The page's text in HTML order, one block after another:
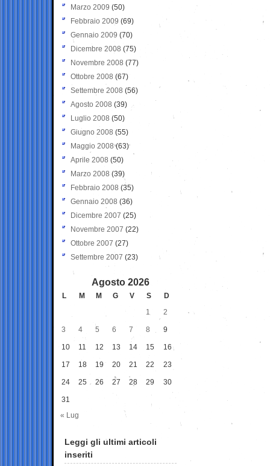
Marzo 2009 (50)
Febbraio 2009 (69)
Gennaio 2009 (70)
Dicembre 2008 (75)
Novembre 2008 (77)
Ottobre 2008 (67)
Settembre 2008 (56)
Agosto 2008 (39)
Luglio 2008 (50)
Giugno 2008 (55)
Maggio 2008(63)
Aprile 2008 (50)
Marzo 2008 (39)
Febbraio 2008 (35)
Gennaio 2008 (36)
Dicembre 2007 (25)
Novembre 2007 (22)
Ottobre 2007 (27)
Settembre 2007 (23)
Agosto 2026
L M M G V S
D
1
2
3 4 5 6 7 8 9
10 11 12 13 14 15 16
17 18 19 20 21 22 23
24 25 26 27 28 29 30
31
« Lug
Leggi gli ultimi articoli
inseriti